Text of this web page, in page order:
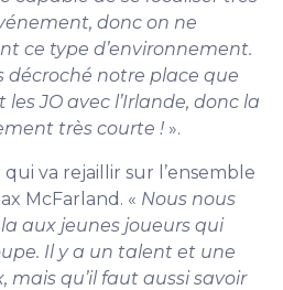
donc on ne
ce type d’environnement.
décroché notre place que
JO avec l’Irlande, donc la
très courte ! ».
va rejaillir sur l’ensemble
McFarland. « Nous nous
aux jeunes joueurs qui
Il y a un talent et une
mais qu’il faut aussi savoir